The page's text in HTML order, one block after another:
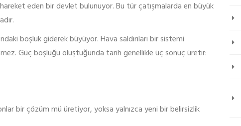
eden bir devlet bulunuyor. Bu tür çatışmalarda en büyük
boşluk giderek büyüyor. Hava saldırıları bir sistemi
Güç boşluğu oluştuğunda tarih genellikle üç sonuç üretir:
bir çözüm mü üretiyor, yoksa yalnızca yeni bir belirsizlik